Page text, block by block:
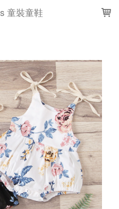
童裝童鞋